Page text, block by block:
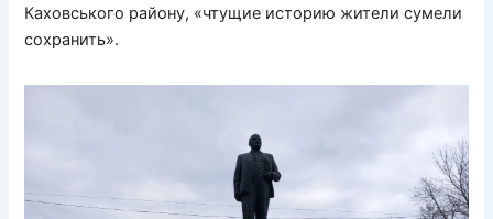
Каховського району, «чтущие историю жители сумели
сохранить».